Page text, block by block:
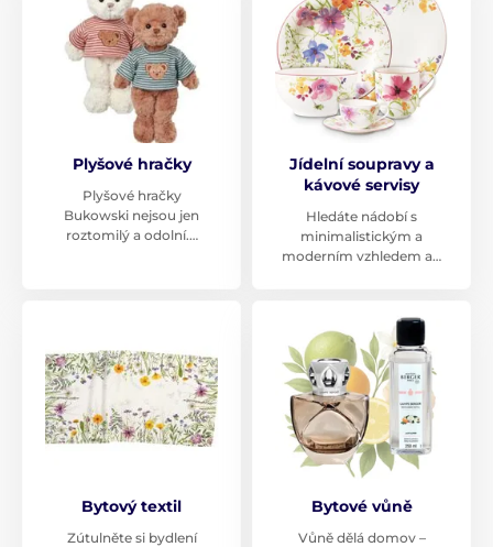
Plyšové hračky
Plyšové hračky
Bukowski nejsou jen
roztomilý a odolní.…
Jídelní soupravy a
kávové servisy
Hledáte nádobí s
minimalistickým a
moderním vzhledem a…
Bytový textil
Zútulněte si bydlení
Bytové vůně
Vůně dělá domov –